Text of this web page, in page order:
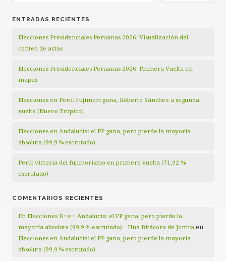
ENTRADAS RECIENTES
Elecciones Presidenciales Peruanas 2026: Visualización del
conteo de actas
Elecciones Presidenciales Peruanas 2026: Primera Vuelta en
mapas
Elecciones en Perú: Fujimori gana, Roberto Sánchez a segunda
vuelta (Nuevo Trópico)
Elecciones en Andalucía: el PP gana, pero pierde la mayoría
absoluta (99,9 % escrutado)
Perú: victoria del fujimorismo en primera vuelta (71,92 %
escrutado)
COMENTARIOS RECIENTES
En Elecciones D=a=: Andalucía: el PP gana, pero pierde la
mayoría absoluta (99,9 % escrutado) – Una Bitácora de Jomra en
Elecciones en Andalucía: el PP gana, pero pierde la mayoría
absoluta (99,9 % escrutado)